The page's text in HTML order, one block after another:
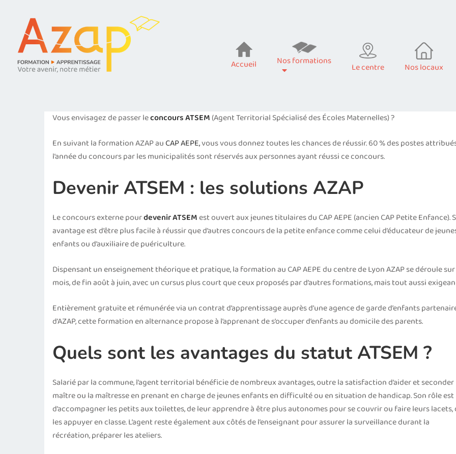
Accueil Nos formations
Le centre Nos locaux
Vous envisagez de passer leconcours ATSEM (Agent Territorial Spécialisé des Écoles Maternelles) ?
En suivant la formation AZAP au CAP AEPE,vous vous donnez toutes les chances de réussir. 60 % des postes
l’année du concours par les municipalités sont réservés aux personnes ayant réussi ce concours.
Devenir ATSEM : les solutions AZAP
Le concours externe pourdevenir ATSEMest ouvert aux jeunes titulaires du CAP AEPE (ancien CAP Petite Enfance).
avantage est d’être plus facile à réussir que d’autres concours de la petite enfance comme celui d’éducateur de
enfants ou d’auxiliaire de puériculture.
Dispensant un enseignement théorique et pratique, la formation au CAP AEPE du centre de Lyon AZAP se déroule sur
mois, de fin août à juin, avec un cursus plus court que ceux proposés par d’autres formations, mais tout aussi
Entièrement gratuite et rémunérée via un contrat d’apprentissage auprès d’une agence de garde d’enfants
d’AZAP, cette formation en alternance propose à l’apprenant de s’occuper d’enfants au domicile des parents.
Quels sont les avantages du statut ATSEM ?
Salarié par la commune, l’agent territorial bénéficie de nombreux avantages, outre la satisfaction d’aider et seconder
maître ou la maîtresse en prenant en charge de jeunes enfants en difficulté ou en situation de handicap. Son rôle est
d’accompagner les petits aux toilettes, de leur apprendre à être plus autonomes pour se couvrir ou faire leurs lacets,
les appuyer en classe. L’agent reste également aux côtés de l’enseignant pour assurer la surveillance durant la
récréation, préparer les ateliers.